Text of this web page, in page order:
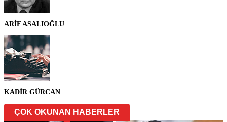
ARİF ASALIOĞLU
KADİR GÜRCAN
ÇOK OKUNAN HABERLER